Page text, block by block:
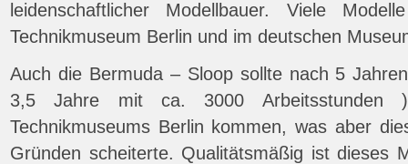
leidenschaftlicher Modellbauer. Viele
Technikmuseum Berlin und im deutschen
Auch die Bermuda – Sloop sollte nach 5
3,5 Jahre mit ca. 3000
Technikmuseums Berlin kommen, was aber
Gründen scheiterte. Qualitätsmäßig ist dieses